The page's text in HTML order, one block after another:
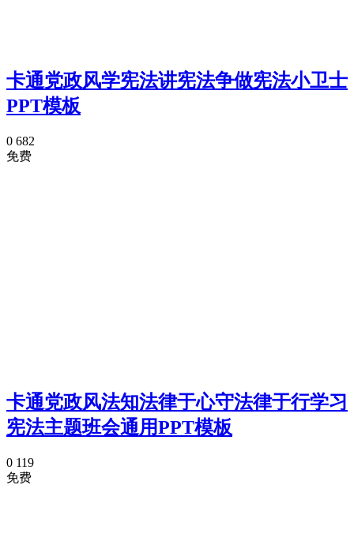
卡通党政风学宪法讲宪法争做宪法小卫士
PPT模板
0 682
免费
卡通党政风法知法律于心守法律于行学习
宪法主题班会通用PPT模板
0 119
免费